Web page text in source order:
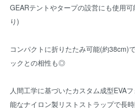
GEARテントやタープの設営にも使用
り)
コンパクトに折りたたみ可能(約38cm)
ックとの相性も◎
人間工学に基づいたカスタム成型EVA
能なナイロン製リストストラップで長